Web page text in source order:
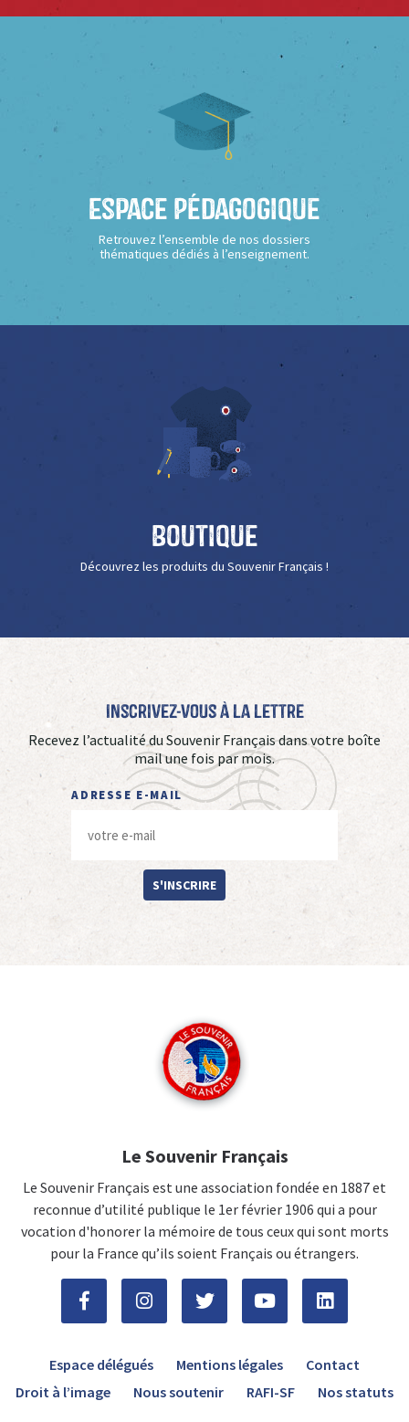
Espace Pédagogique
Retrouvez l’ensemble de nos dossiers
thématiques dédiés à l’enseignement.
Boutique
Découvrez les produits du Souvenir Français !
Inscrivez-vous à La Lettre
Recevez l’actualité du Souvenir Français dans votre boîte
mail une fois par mois.
ADRESSE E-MAIL
S'INSCRIRE
Le Souvenir Français
Le Souvenir Français est une association fondée en 1887 et
reconnue d’utilité publique le 1er février 1906 qui a pour
vocation d'honorer la mémoire de tous ceux qui sont morts
pour la France qu’ils soient Français ou étrangers.
Espace délégués Mentions légales
Contact
Droit à l’image
Nous soutenir RAFI-SF Nos statuts